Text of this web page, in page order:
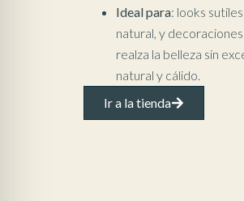
Ideal para: looks
natural, y
realza la belleza sin
natural y cálido.
Ir a la tienda